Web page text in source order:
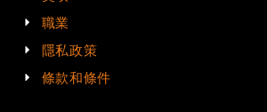
職業
隱私政策
條款和條件